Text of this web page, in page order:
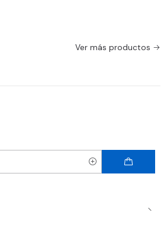
Ver más productos